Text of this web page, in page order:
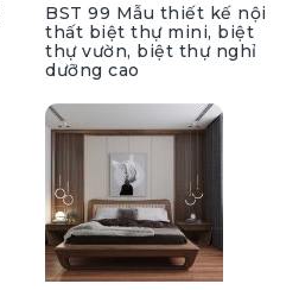
BST 99 Mẫu thiết kế nội
thất biệt thự mini, biệt
thự vườn, biệt thự nghỉ
dưỡng cao